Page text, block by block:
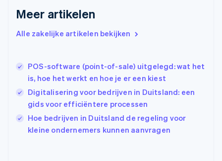
Meer artikelen
Alle zakelijke artikelen bekijken
POS-software (point-of-sale) uitgelegd: wat het
is, hoe het werkt en hoe je er een kiest
Digitalisering voor bedrijven in Duitsland: een
gids voor efficiëntere processen
Hoe bedrijven in Duitsland de regeling voor
kleine ondernemers kunnen aanvragen
Hongarije
Hongkong SAR, China
English
English
Italië
ItalianoEnglish
日本語English
Kroatië